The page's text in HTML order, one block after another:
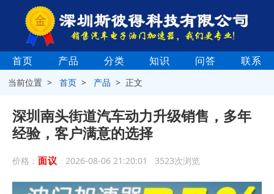
首页 产品 分类 知识 问答 联系
当前位置 >首页 > 产品 > 正文
深圳南头街道汽车动力升级销售，多年
经验，客户满意的选择
价格： 面议 2026-08-06 21:20:01 3523次浏览